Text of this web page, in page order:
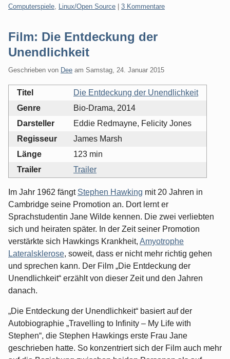
Kategorien:
Computerspiele, Linux/Open Source 3 Kommentare
Film: Die Entdeckung der
Unendlichkeit
Geschrieben von Dee am Samstag, 24. Januar 2015
Titel
Die Entdeckung der Unendlichkeit
Genre
Bio-Drama, 2014
Darsteller
Eddie Redmayne, Felicity Jones
Regisseur
James Marsh
Länge
123 min
Trailer
Trailer
Im Jahr 1962 fängt Stephen Hawking mit 20 Jahren in
Cambridge seine Promotion an. Dort lernt er
Sprachstudentin Jane Wilde kennen. Die zwei verliebten
sich und heiraten später. In der Zeit seiner Promotion
verstärkte sich Hawkings Krankheit, Amyotrophe
Lateralsklerose, soweit, dass er nicht mehr richtig gehen
und sprechen kann. Der Film „Die Entdeckung der
Unendlichkeit“ erzählt von dieser Zeit und den Jahren
danach.
„Die Entdeckung der Unendlichkeit“ basiert auf der
Autobiographie „Travelling to Infinity – My Life with
Stephen“, die Stephen Hawkings erste Frau Jane
geschrieben hatte. So konzentriert sich der Film auch mehr